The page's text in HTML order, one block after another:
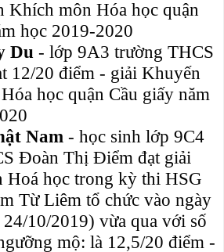
Khích môn Hóa học quận
học 2019-2020
Du - lớp 9A3 trường THCS
12/20 điểm - giải Khuyến
học quận Cầu giấy năm
Nam - học sinh lớp 9C4
Đoàn Thị Điểm đạt giải
học trong kỳ thi HSG
Từ Liêm tổ chức vào ngày
10/2019) vừa qua với số
mộ: là 12,5/20 điểm -